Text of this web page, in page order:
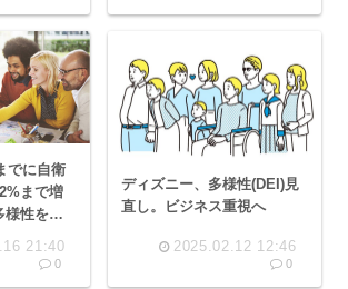
でに自衛
まで増
様性を求
21:40
0
ディズニー、多様性(DEI)見
直し。ビジネス重視へ
2025.02.12 12:46
0